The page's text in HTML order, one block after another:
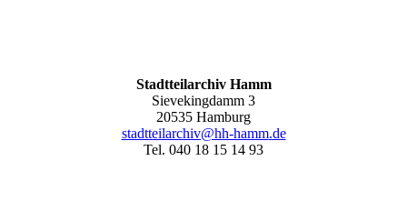
Stadtteilarchiv Hamm
Sievekingdamm 3
20535 Hamburg
stadtteilarchiv@hh-hamm.de
Tel. 040 18 15 14 93